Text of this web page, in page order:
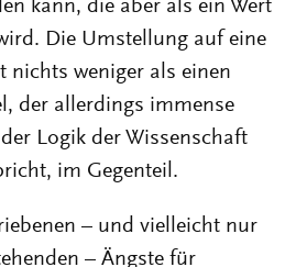
kann, die aber als ein Wert
Die Umstellung auf eine
nichts weniger als einen
der allerdings immense
Logik der Wissenschaft
im Gegenteil.
– und vielleicht nur
– Ängste für